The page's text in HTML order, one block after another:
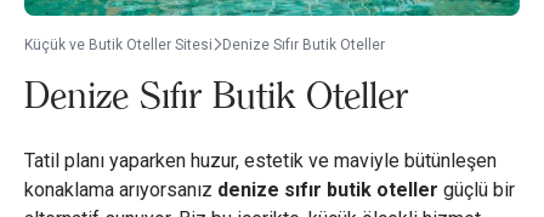
Küçük ve Butik Oteller Sitesi Denize Sıfır Butik Oteller
Denize Sıfır Butik Oteller
Tatil planı yaparken huzur, estetik ve maviyle bütünleşen
konaklama arıyorsanız denize sıfır butik oteller güçlü bir